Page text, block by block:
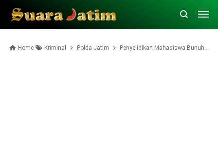
Home Kriminal Polda Jatim Penyelidikan Mahasiswa Bunuh Diri Ditangani Polda Jatim